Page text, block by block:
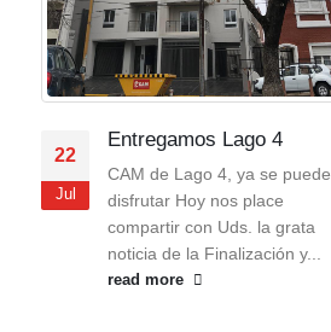
22
Jul
Entregamos Lago 4
CAM de Lago 4, ya se puede
disfrutar Hoy nos place
compartir con Uds. la grata
noticia de la Finalización y...
read more